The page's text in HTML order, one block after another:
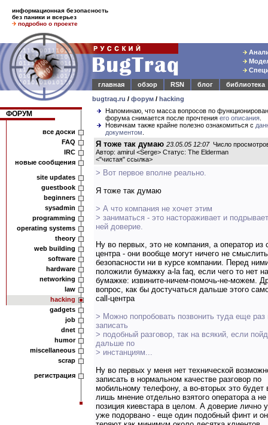
информационная безопасность
без паники и всерьез
подробно о проекте
главная
обзор RSN блог
библиотека
bugtraq.ru / форум / hacking
ФОРУМ
все доски
FAQ
IRC
новые сообщения
site updates
guestbook
beginners
sysadmin
programming
operating systems
theory
web building
software
hardware
networking
law
hacking
gadgets
job
dnet
humor
miscellaneous
scrap
регистрация
Напоминаю, что масса вопросов по
форума снимается после прочтения его описания
Новичкам также крайне полезно ознакомиться с
документом
Я тоже так думаю 23.05.05 12:07Число
Автор: amirul <Serge> Статус: The Elderman
<"чистая" ссылка>
> Вот первое вполне реально.
Я тоже так думаю
> А что компания не хочет этим
> заниматься - это настораживает и
ней доверие.
Ну во первых, это не компания, а оператор из
центра - они вообще могут ничего не
безопасности ни в курсе компании. Перед
положили бумажку a-la faq, если чего то нет на
бумажке: извините-ничем-помочь-не-можем.
вопрос, как бы достучаться дальше этого
call-центра
> Можно попробовать позвонить туда еще раз
записать
> подобный разговор, так на всякий, если
дальше по
> инстанциям...
Ну во первых у меня нет технической
записать в нормальном качестве разговор по
мобильному телефону, а во-вторых это будет
лишь мнение отдельно взятого оператора а не
позиция киевстара в целом. А доверие лично
уже подорвано - еще один подобный финт и